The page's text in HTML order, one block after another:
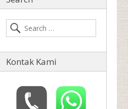
Kontak Kami